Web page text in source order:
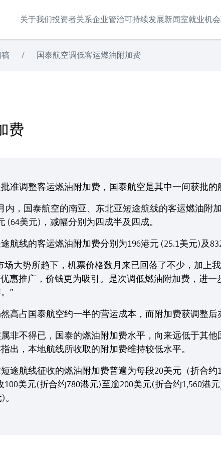
关于我们投资者关系企业管治可持续发展新闻室就业机会
稿 / 国泰航空调低客运燃油附加费
费
准调整客运燃油附加费，国泰航空是其中一间获批的
内，国泰航空的南亚、东北亚短途航线的客运燃油附
(64美元)，减幅分别为四成半及四成。
航线的客运燃油附加费分别为196港元 (25.1美元)及
场大势所趋下，机票价格数月来已回落了不少，加上
优惠推广，价钱更为吸引。是次调低燃油附加费，进
”
高占国泰航空约一半的营运成本，而附加费获调整后
非不得已，国泰的燃油附加费水平，向来远低于其
出，本地航线所收取的附加费维持较低水平。
途航线征收的燃油附加费普遍为每段20美元（折合约
美元(折合约780港元)至逾200美元(折合约1,560港